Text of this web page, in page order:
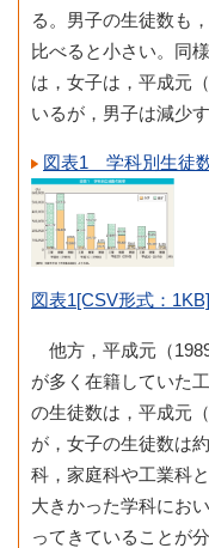
る。男子の生徒数も
比べると小さい。同
は，女子は，平成元
いるが，男子は減少
図表1 学科別生徒
図表1[CSV形式：1KB]
他方，平成元（
が多く在籍していた
の生徒数は，平成元
が，女子の生徒数は
科，家庭科や工業科
大きかった学科にお
ってきていることが